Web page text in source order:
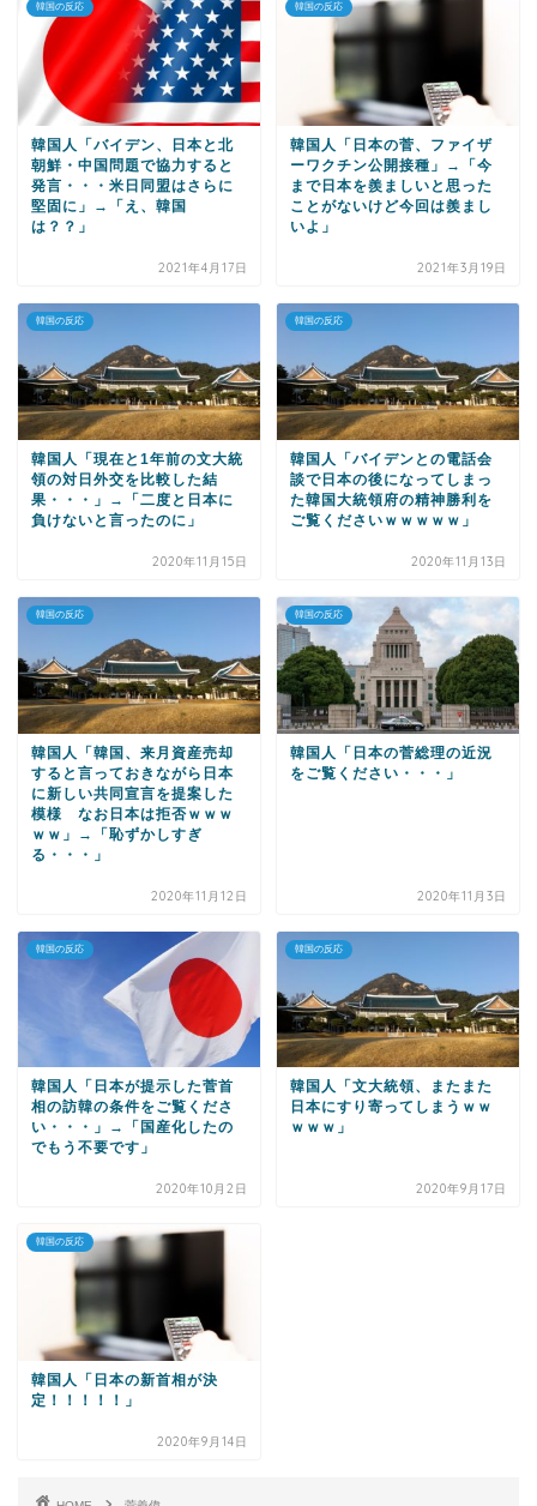
韓国の反応
韓国人「バイデン、日本と北
朝鮮・中国問題で協力すると
発言・・・米日同盟はさらに
堅固に」→「え、韓国
は？？」
2021年4月17日
韓国の反応
韓国人「日本の菅、ファイザ
ーワクチン公開接種」→「今
まで日本を羨ましいと思った
ことがないけど今回は羨まし
いよ」
2021年3月19日
韓国の反応
韓国人「現在と1年前の文大統
領の対日外交を比較した結
果・・・」→「二度と日本に
負けないと言ったのに」
2020年11月15日
韓国の反応
韓国人「バイデンとの電話会
談で日本の後になってしまっ
た韓国大統領府の精神勝利を
ご覧くださいｗｗｗｗｗ」
2020年11月13日
韓国の反応
韓国人「韓国、来月資産売却
すると言っておきながら日本
に新しい共同宣言を提案した
模様 なお日本は拒否ｗｗｗ
ｗｗ」→「恥ずかしすぎ
る・・・」
2020年11月12日
韓国の反応
韓国人「日本の菅総理の近況
をご覧ください・・・」
2020年11月3日
韓国の反応
韓国人「日本が提示した菅首
相の訪韓の条件をご覧くださ
い・・・」→「国産化したの
でもう不要です」
2020年10月2日
韓国の反応
韓国人「文大統領、またまた
日本にすり寄ってしまうｗｗ
ｗｗｗ」
2020年9月17日
韓国の反応
韓国人「日本の新首相が決
定！！！！！」
2020年9月14日